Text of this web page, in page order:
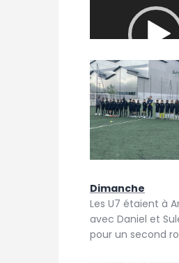
00:
00
Dimanche
Les U7 étaient à
avec Daniel et
pour un second